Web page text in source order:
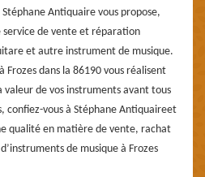
Antiquaire vous propose,
service de vente et réparation
et autre instrument de musique.
Frozes dans la 86190 vous réalisent
de vos instruments avant tous
confiez-vous à Stéphane Antiquaireet
qualité en matière de vente, rachat
de musique à Frozes